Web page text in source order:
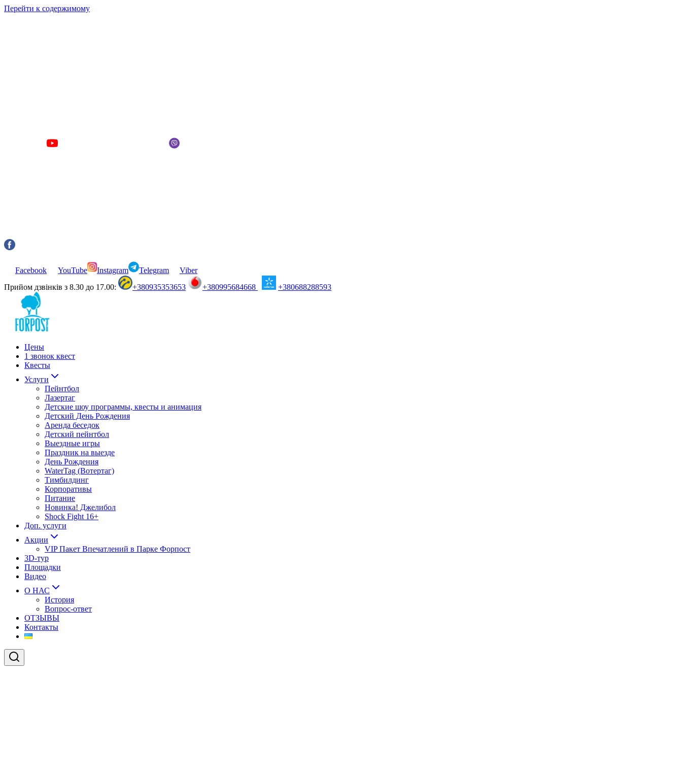
Перейти к содержимому
Facebook YouTube Instagram Telegram
Viber
Прийом дзвінків з 8.30 до 17.00:
+380935353653 +380995684668 +380688288593
Цены
1 звонок квест
Квесты
Услуги
Пейнтбол
Лазертаг
Детские шоу программы, квесты и анимация
Детский День Рождения
Аренда беседок
Детский пейнтбол
Выездные игры
Праздник на выезде
День Рождения
WaterTag (Вотертаг)
Тимбилдинг
Корпоративы
Питание
Новинка! Джелибол
Shock Fight 16+
Доп. услуги
Акции
VIP Пакет Впечатлений в Парке Форпост
3D-тур
Площадки
Видео
О НАС
История
Вопрос-ответ
ОТЗЫВЫ
Контакты